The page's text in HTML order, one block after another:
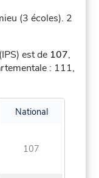
(3 écoles). 2
est de 107,
: 111,
National
107